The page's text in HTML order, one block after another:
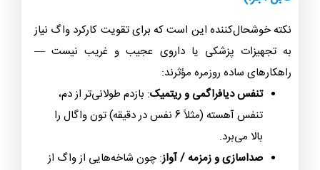
نکته خوشحال‌کننده این است که برای تقویت کارکرد واگ نیاز
به تجهیزات پزشکی یا داروی عجیب و غریب نیست —
راهکارهای ساده روزمره مؤثرند:
تنفس دیافراگمی و ریتمیک: بازدم طولانی‌تر از دم،
تنفس آهسته (مثلاً 6 نفس در دقیقه) تون واگال را
بالا می‌برد.
صداسازی و زمزمه / آواز: چون شاخه‌هایی از واگ از